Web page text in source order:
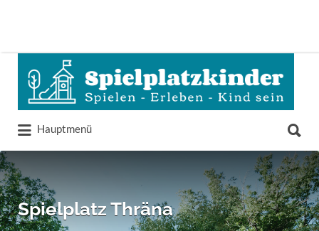
Suchen
nach:
Hauptmenü
nach:
Spielplatz Thräna